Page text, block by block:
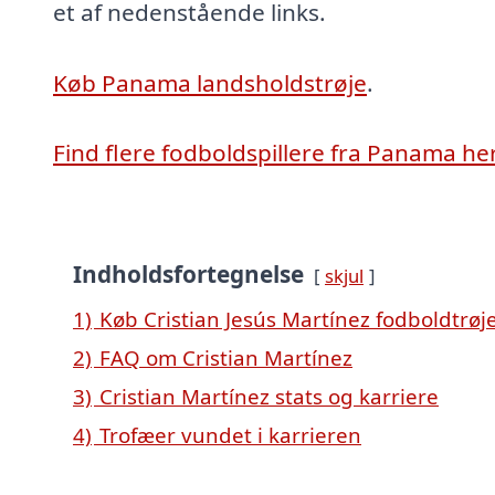
et af nedenstående links.
Køb Panama landsholdstrøje.
Find flere fodboldspillere fra Panama
Indholdsfortegnelse skjul
1) Køb Cristian Jesús Martínez
2) FAQ om Cristian Martínez
3) Cristian Martínez stats og karriere
4) Trofæer vundet i karrieren